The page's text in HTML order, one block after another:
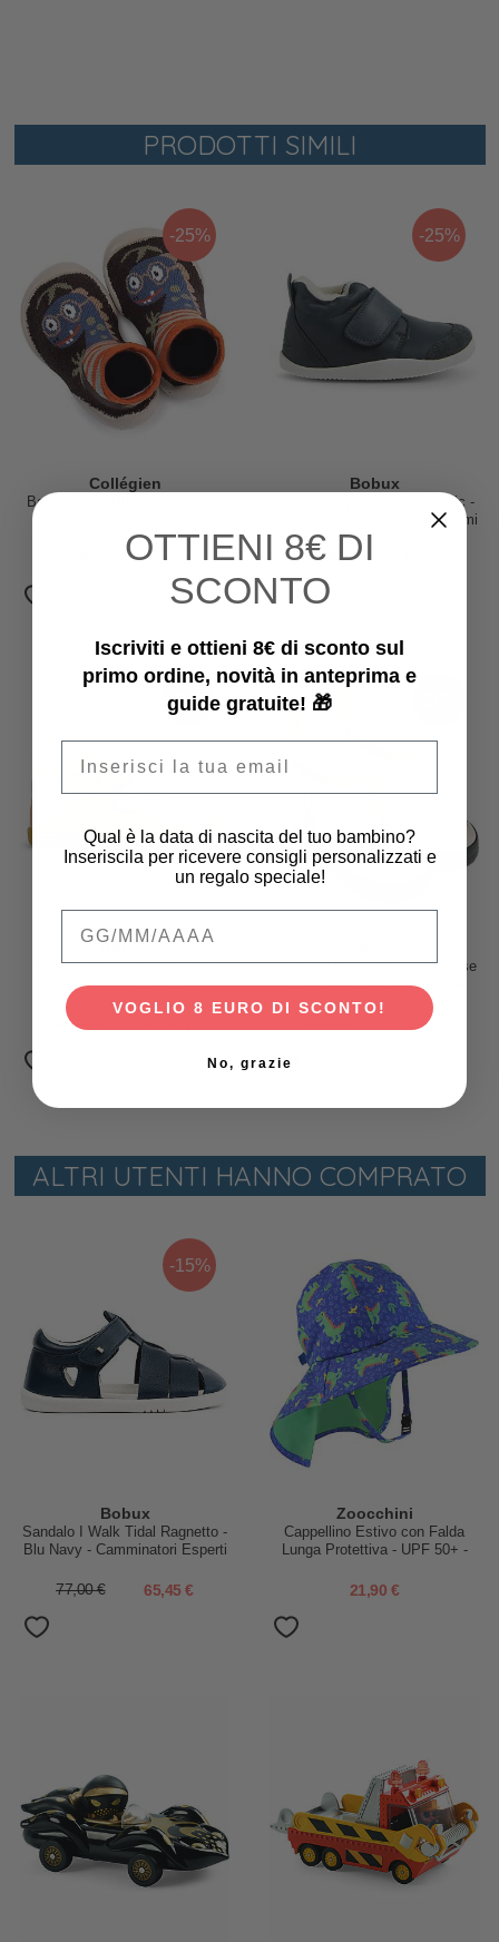
PRODOTTI SIMILI
-25%
Collégien
Babbucce in Plastica Riciclata
Vélociraptor
23,62 €
-25%
Bobux
Scarpina Xplorer Rover Arctic -
Blu Navy - Pelle Morbida - Primi
Passi
69,00 €
-30%
Scarponcino I-Walk Timber -
Dusk Pearl - Confort e
Protezione dal freddo!
88,00 €
Stivaletti Pioggia Termici Jesse
- Leopardi/ Sabbia - Gomma
Naturale Foderata in Pelliccia
29,95 €
ALTRI UTENTI HANNO COMPRATO
-15%
Bobux
Sandalo I Walk Tidal Ragnetto -
Blu Navy - Camminatori Esperti
77,00 € 65,45 €
Zoocchini
Cappellino Estivo con Falda
Lunga Protettiva - UPF 50+ -
21,90 €
OTTIENI 8€ DI
SCONTO
Iscriviti e ottieni 8€ di sconto sul
primo ordine, novità in anteprima e
guide gratuite! 🎁
Qual è la data di nascita del tuo bambino?
Inseriscila per ricevere consigli personalizzati e
un regalo speciale!
VOGLIO 8 EURO DI SCONTO!
No, grazie